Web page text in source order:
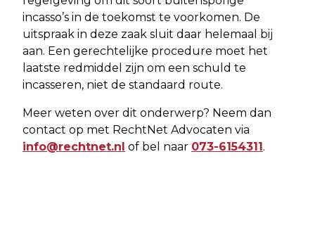
incasso’s in de toekomst te voorkomen. De
uitspraak in deze zaak sluit daar helemaal bij
aan. Een gerechtelijke procedure moet het
laatste redmiddel zijn om een schuld te
incasseren, niet de standaard route.
Meer weten over dit onderwerp? Neem dan
contact op met RechtNet Advocaten via
info@rechtnet.nl of bel naar 073-6154311.